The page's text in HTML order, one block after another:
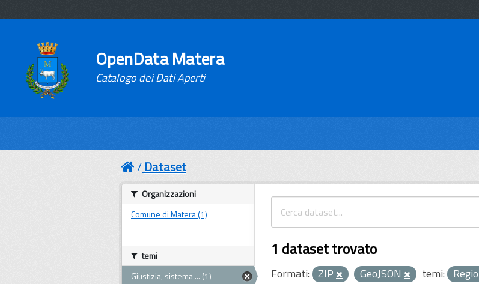
OpenData Matera
Catalogo dei Dati Aperti
Dataset
1 dataset trovato
Formati: ZIP GeoJSON temi:
Organizzazioni
Comune di Matera (1)
temi
Giustizia, sistema ... (1)